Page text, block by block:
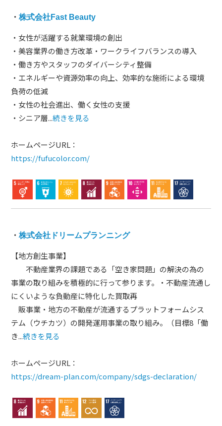
・株式会社Fast Beauty
・女性が活躍する就業環境の創出
・美容業界の働き方改革・ワークライフバランスの導入
・働き方やスタッフのダイバーシティ整備
・エネルギーや資源効率の向上、効率的な施術による環境
負荷の低減
・女性の社会進出、働く女性の支援
・シニア層...続きを見る
ホームページURL：
https://fufucolor.com/
・株式会社ドリームプランニング
【地方創生事業】
不動産業界の課題である「空き家問題」の解決の為の
事業の取り組みを積極的に行って参ります。・不動産流通し
にくいような負動産に特化した買取再
販事業・地方の不動産が流通するプラットフォームシス
テム（ウチカツ）の開発運用事業の取り組み。（目標8「働
き...続きを見る
ホームページURL：
https://dream-plan.com/company/sdgs-declaration/